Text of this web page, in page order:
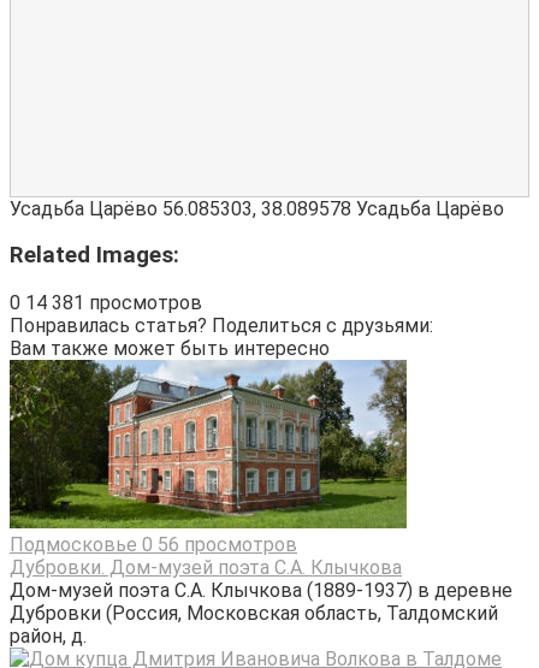
Усадьба Царёво 56.085303, 38.089578 Усадьба Царёво
Related Images:
0 14 381 просмотров
Понравилась статья? Поделиться с друзьями:
Вам также может быть интересно
Подмосковье 0 56 просмотров
Дубровки. Дом-музей поэта С.А. Клычкова
Дом-музей поэта С.А. Клычкова (1889-1937) в деревне
Дубровки (Россия, Московская область, Талдомский
район, д.